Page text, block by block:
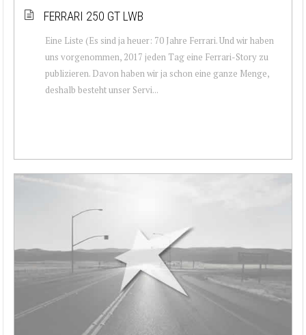
FERRARI 250 GT LWB
Eine Liste (Es sind ja heuer: 70 Jahre Ferrari. Und wir haben
uns vorgenommen, 2017 jeden Tag eine Ferrari-Story zu
publizieren. Davon haben wir ja schon eine ganze Menge,
deshalb besteht unser Servi...